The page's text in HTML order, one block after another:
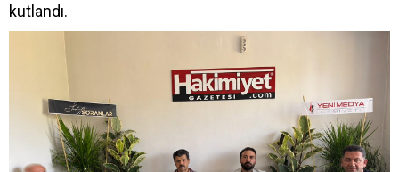
kutlandı.